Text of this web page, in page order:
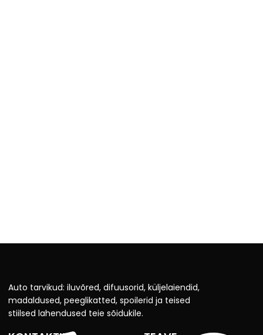
Auto tarvikud: iluvõred, difuusorid, küljelaiendid,
madaldused, peeglikatted, spoilerid ja teised
stiilsed lahendused teie sõidukile.